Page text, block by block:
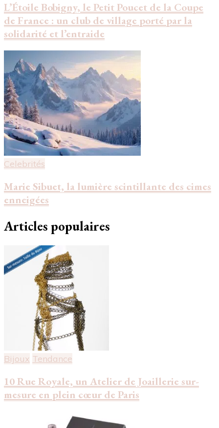
L’Étoile Bobigny, le Petit Poucet de la Coupe
de France : un club de village porté par la
solidarité et l’entraide
Celebrités
Marie Sibuet, la lumière scintillante des cimes
enneigées
Articles populaires
Bijoux Tendance
10 Rue Royale, un Atelier de Joaillerie sur-
mesure en plein cœur de Paris